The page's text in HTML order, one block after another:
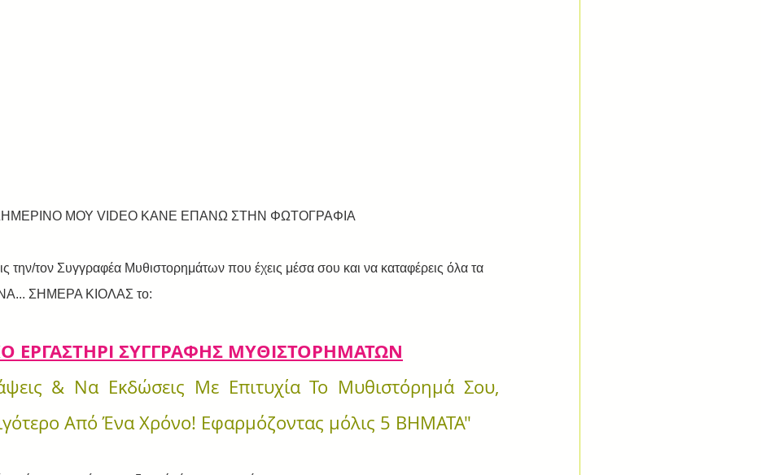
ΣΗΜΕΡΙΝΟ ΜΟΥ VIDEO ΚΑΝΕ ΕΠΑΝΩ ΣΤΗΝ ΦΩΤΟΓΡΑΦΙΑ
την/τον Συγγραφέα Μυθιστορημάτων που έχεις μέσα σου και να καταφέρεις όλα τα
ΣΗΜΕΡΑ ΚΙΟΛΑΣ το:
ΕΡΓΑΣΤΗΡΙ ΣΥΓΓΡΑΦΗΣ ΜΥΘΙΣΤΟΡΗΜΑΤΩΝ
& Να Εκδώσεις Με Επιτυχία Το Μυθιστόρημά Σου,
Από Ένα Χρόνο! Εφαρμόζοντας μόλις 5 ΒΗΜΑΤΑ"